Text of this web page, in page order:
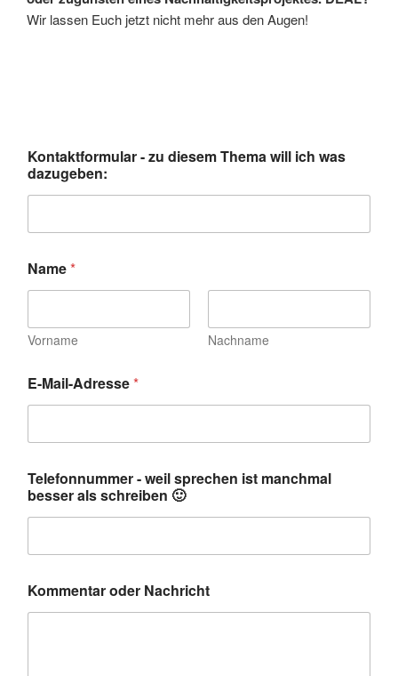
Wir lassen Euch jetzt nicht mehr aus den Augen!
i
e
s
m
K
o
n
a
k
f
o
r
u
a
r
Kontaktformular - zu diesem Thema will ich was
dazugeben:
Name*
Vorname Nachname
E-Mail-Adresse*
Telefonnummer - weil sprechen ist manchmal
besser als schreiben 🙂
Kommentar oder Nachricht